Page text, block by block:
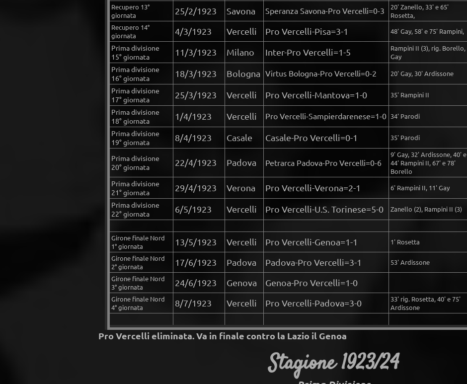
Recupero 13°
giornata
25/2/1923 Savona Speranza Savona-Pro Vercelli=0-3
20' Zanello, 33' e 65'
Rosetta,
Recupero 14°
giornata
4/3/1923 Vercelli Pro Vercelli-Pisa=3-1 48' Gay, 58' e 75' Rampini,
Prima divisione
15° giornata
11/3/1923 Milano Inter-Pro Vercelli=1-5
Rampini II (3), rig. Borello,
Gay
Prima divisione
16° giornata
18/3/1923 Bologna Virtus Bologna-Pro Vercelli=0-2 20' Gay, 30' Ardissone
Prima divisione
17° giornata
25/3/1923 Vercelli Pro Vercelli-Mantova=1-0 35' Rampini II
Prima divisione
18° giornata
1/4/1923 Vercelli Pro Vercelli-Sampierdarenese=1-0 34' Parodi
Prima divisione
19° giornata
8/4/1923 Casale Casale-Pro Vercelli=0-1 35' Parodi
Prima divisione
20° giornata
22/4/1923 Padova Petrarca Padova-Pro Vercelli=0-6
9' Gay, 32' Ardissone, 40' e
44' Rampini II, 67' e 78'
Borello
Prima divisione
21° giornata
29/4/1923 Verona Pro Vercelli-Verona=2-1 6' Rampini II, 11' Gay
Prima divisione
22° giornata
6/5/1923 Vercelli Pro Vercelli-U.S. Torinese=5-0 Zanello (2), Rampini II (3)
Girone finale Nord
1° giornata
13/5/1923 Vercelli Pro Vercelli-Genoa=1-1
1' Rosetta
Girone finale Nord
2° giornata
17/6/1923 Padova Padova-Pro Vercelli=3-1
53' Ardissone
Girone finale Nord
3° giornata
24/6/1923 Genova Genoa-Pro Vercelli=1-0
Girone finale Nord
4° giornata
8/7/1923 Vercelli Pro Vercelli-Padova=3-0
33' rig. Rosetta, 40' e 75'
Ardissone
Pro Vercelli eliminata. Va in finale contro la Lazio il Genoa
Stagione 1923/24